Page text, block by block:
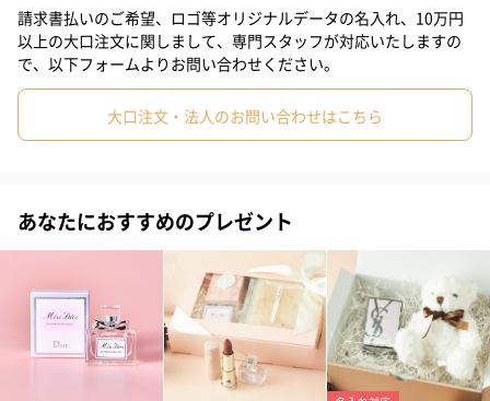
Pure Treatment Perfume 全5種
PINK～ローズと日本の月桃の香り～
大自然からのローズと花々の香りが、やさしく優美にあなたを包
ンスを整えたい時におすすめです。天然石は、ローズクォーツで
YELLOW～日本の柚子とジュニパーの香り～
請求書払いのご希望、ロゴ等オリジナルデータの名入れ、10万円
以上の大口注文に関しまして、専門スタッフが対応いたしますの
で、以下フォームよりお問い合わせください。
大口注文・法人のお問い合わせはこちら
あなたにおすすめのプレゼント